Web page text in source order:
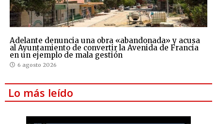
Adelante denuncia una obra «abandonada» y acusa
al Ayuntamiento de convertir la Avenida de Francia
en un ejemplo de mala gestión
6 agosto 2026
Lo más leído